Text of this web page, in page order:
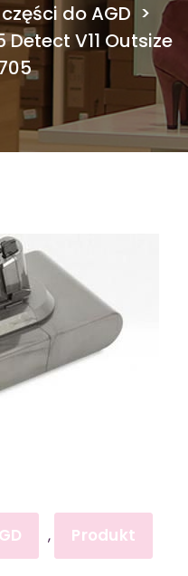
do AGD >
V11 Outsize
, Produkt